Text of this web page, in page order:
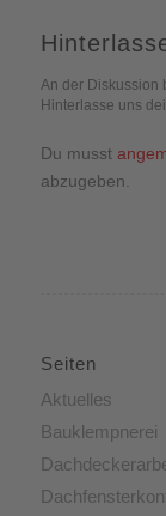
An der Diskussion
Hinterlasse uns
Du musst
abzugeben.
Seiten
Aktuelles
Bauklempnerei